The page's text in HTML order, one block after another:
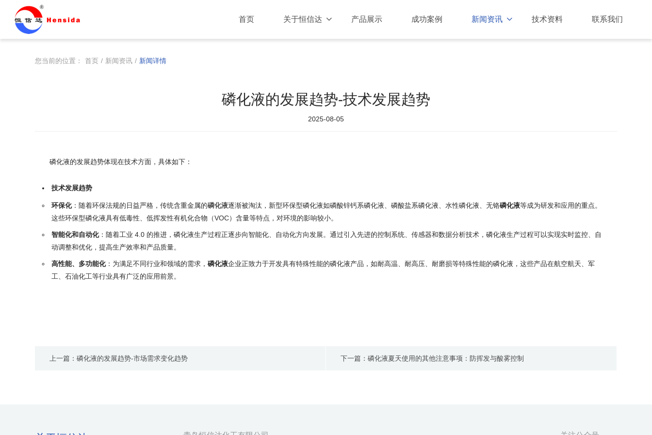
首页 关于恒信达  产品展示 成功案例 新闻资讯  技术资料 联系我们
您当前的位置： 首页 / 新闻资讯 / 新闻详情
磷化液的发展趋势-技术发展趋势
2025-08-05
磷化液的发展趋势体现在技术方面，具体如下：
技术发展趋势
环保化：随着环保法规的日益严格，传统含重金属的磷化液逐渐被淘汰，新型环保型磷化液如磷酸锌钙系磷化液、磷酸盐系磷化液、水性磷化液、无铬磷化液等成为研发和应用的重点。
这些环保型磷化液具有低毒性、低挥发性有机化合物（VOC）含量等特点，对环境的影响较小。
智能化和自动化：随着工业 4.0 的推进，磷化液生产过程正逐步向智能化、自动化方向发展。通过引入先进的控制系统、传感器和数据分析技术，磷化液生产过程可以实现实时监控、自
动调整和优化，提高生产效率和产品质量。
高性能、多功能化：为满足不同行业和领域的需求， 磷化液企业正致力于开发具有特殊性能的磷化液产品，如耐高温、耐高压、耐磨损等特殊性能的磷化液，这些产品在航空航天、军
工、石油化工等行业具有广泛的应用前景。
上一篇：磷化液的发展趋势-市场需求变化趋势 下一篇：磷化液夏天使用的其他注意事项：防挥发与酸雾控制